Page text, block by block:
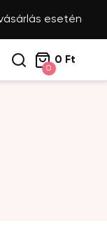
esetén
0
0 Ft